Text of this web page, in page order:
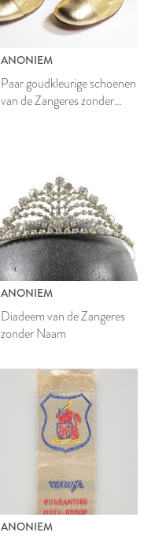
ANONIEM
Paar goudkleurige schoenen
van de Zangeres zonder
ANONIEM
Diadeem van de Zangeres
zonder Naam
ANONIEM